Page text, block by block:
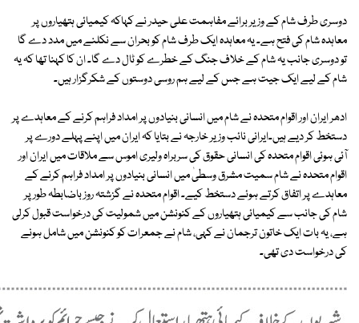
دوسری طرف شام کے وزیر برائے مفاہمت علی حیدر نے کہاکہ کیمیائی ہتھیاروں پر
معاہدہ شام کی فتح ہے۔ یہ معاہدہ ایک طرف شام کو بحران سے نکلنے میں مدد دے گا
تو دوسری جانب یہ شام کے خلاف جنگ کے خطرے کو ٹال دے گا۔ ان کا کہنا تھا کہ یہ
شام کے لیے ایک جیت ہے جس کے لیے ہم روسی دوستوں کے شکرگزار ہیں۔
ادھر ایران اور اقوام متحدہ نے شام میں انسانی بنیادوں پر امداد فراہم کرنے کے معاہدے پر
دستخط کر دیے ہیں۔ایرانی نائب وزیر خارجہ نے بتایا کہ ایران میں اپنے پہلے دورے پر
آئی ہوئی اقوام متحدہ کی انسانی حقوق کی سربراہ ولیری اموس سے ملاقات میں ایران اور
اقوام متحدہ نے شام سمیت مشرق وسطیٰ میں انسانی بنیادوں پر امداد فراہم کرنے کے
معاہدے پر اتفاق کرتے ہوئے دستخط کیے۔ اقوام متحدہ نے گزشتہ روز باضابطہ طور پر
شام کی جانب سے کیمیائی ہتھیاروں کے کنونشن میں شمولیت کی درخواست قبول کرلی
ہے، یہ بات ایک خاتون ترجمان نے کہی، شام نے جمعرات کو کنونشن میں شامل ہونے
کی درخواست دی تھی۔